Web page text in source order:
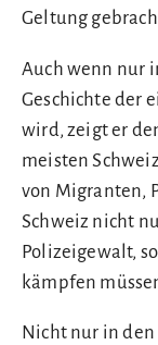
Geltung
Auch wenn nur
Geschichte der
wird, zeigt er
meisten
von Migranten,
Schweiz nicht
Polizeigewalt,
kämpfen
Nicht nur in den